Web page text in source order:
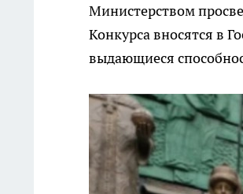
Министерством
Конкурса вносятся в
выдающиеся